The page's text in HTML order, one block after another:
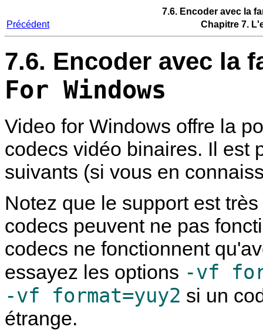
7.6. Encoder avec la
Précédent
Chapitre 7.
7.6. Encoder avec la
For Windows
Video for Windows offre la
codecs vidéo binaires. Il est
suivants (si vous en
Notez que le support est
codecs peuvent ne pas
codecs ne fonctionnent
essayez les options -vf
-vf format=yuy2 si un
étrange.